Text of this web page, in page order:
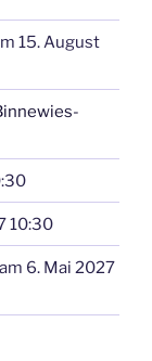
15. August
10:30
am 6. Mai 2027